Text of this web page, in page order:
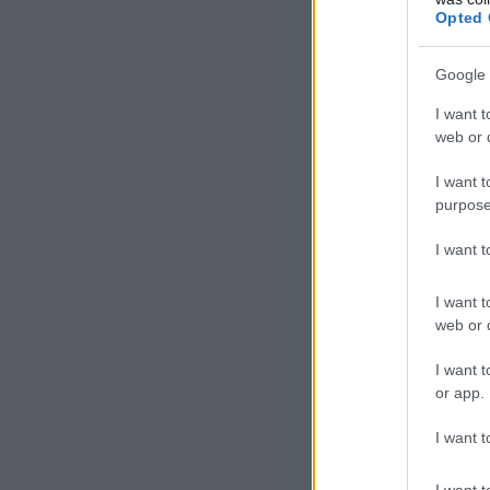
Opted
Google
I want
web or
I want
I want
I want
web or
I want
or app.
I want